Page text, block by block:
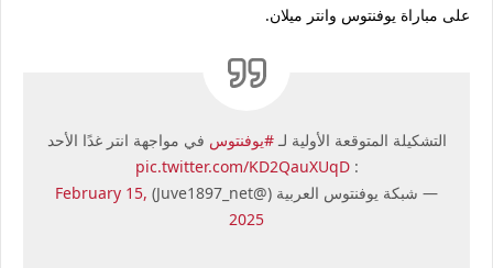
على مباراة يوفنتوس وانتر ميلان.
التشكيلة المتوقعة الأولية لـ#يوفنتوس في مواجهة انتر غدًا الأحد
:
pic.twitter.com/KD2QauXUqD
— شبكة يوفنتوس العربية (@Juve1897_net)
February 15,
2025